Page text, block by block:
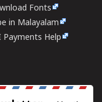
Fonts
in Malayalam
Payments Help